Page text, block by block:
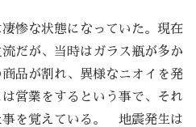
惨な状態になっていた。現在
だが、当時はガラス瓶が多か
品が割れ、異様なニオイを発
営業をするという事で、それ
事を覚えている。 地震発生は